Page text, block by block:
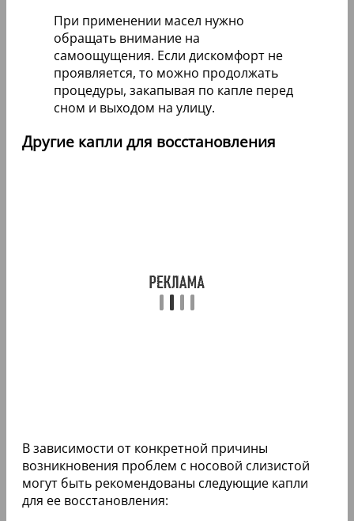
При применении масел нужно
обращать внимание на
самоощущения. Если дискомфорт не
проявляется, то можно продолжать
процедуры, закапывая по капле перед
сном и выходом на улицу.
Другие капли для восстановления
В зависимости от конкретной причины
возникновения проблем с носовой слизистой
могут быть рекомендованы следующие капли
для ее восстановления: